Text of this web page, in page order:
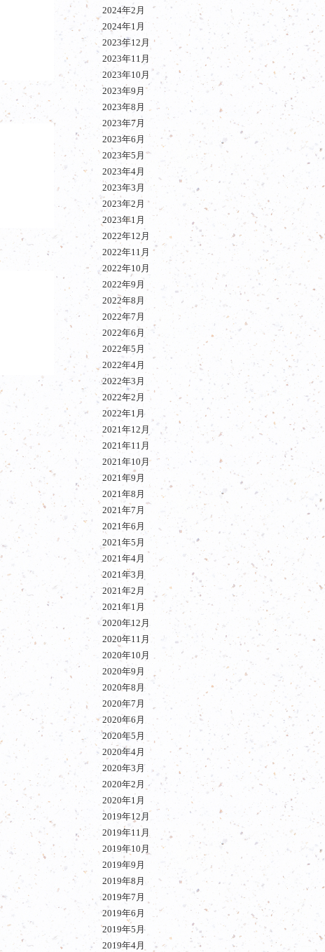
2024年2月
2024年1月
2023年12月
2023年11月
2023年10月
2023年9月
2023年8月
2023年7月
2023年6月
2023年5月
2023年4月
2023年3月
2023年2月
2023年1月
2022年12月
2022年11月
2022年10月
2022年9月
2022年8月
2022年7月
2022年6月
2022年5月
2022年4月
2022年3月
2022年2月
2022年1月
2021年12月
2021年11月
2021年10月
2021年9月
2021年8月
2021年7月
2021年6月
2021年5月
2021年4月
2021年3月
2021年2月
2021年1月
2020年12月
2020年11月
2020年10月
2020年9月
2020年8月
2020年7月
2020年6月
2020年5月
2020年4月
2020年3月
2020年2月
2020年1月
2019年12月
2019年11月
2019年10月
2019年9月
2019年8月
2019年7月
2019年6月
2019年5月
2019年4月